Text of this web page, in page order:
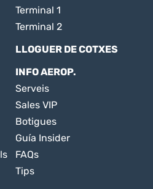
Terminal 1
Terminal 2
LLOGUER DE COTXES
INFO AEROP.
Serveis
Sales VIP
Botigues
Guía Insider
FAQs
Tips